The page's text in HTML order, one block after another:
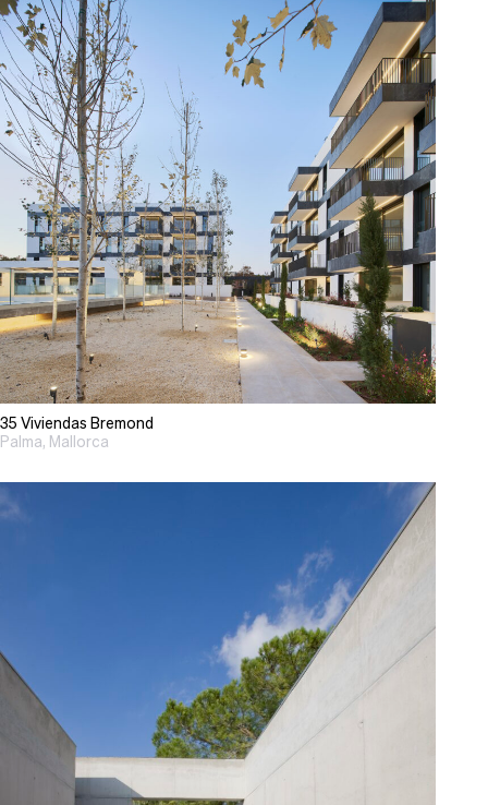
35 Viviendas Bremond
Palma, Mallorca